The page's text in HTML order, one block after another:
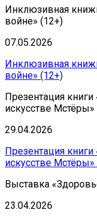
Инклюзивная
войне» (12+)
07.05.2026
Инклюзивная
войне» (12+)
Презентация книги
искусстве Мстёры»
29.04.2026
Презентация
искусстве Мстёры»
Выставка
23.04.2026